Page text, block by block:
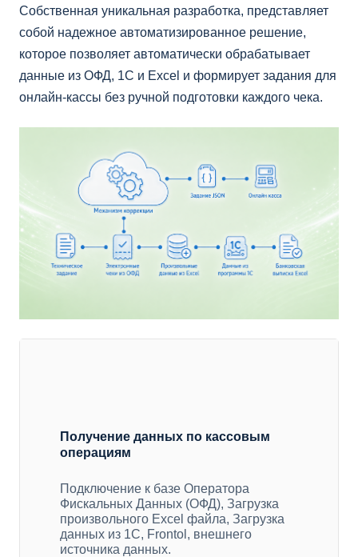
Собственная уникальная разработка, представляет
собой надежное автоматизированное решение,
которое позволяет автоматически обрабатывает
данные из ОФД, 1С и Excel и формирует задания для
онлайн-кассы без ручной подготовки каждого чека.
Получение данных по кассовым
операциям
Подключение к базе Оператора
Фискальных Данных (ОФД), Загрузка
произвольного Excel файла, Загрузка
данных из 1С, Frontol, внешнего
источника данных.